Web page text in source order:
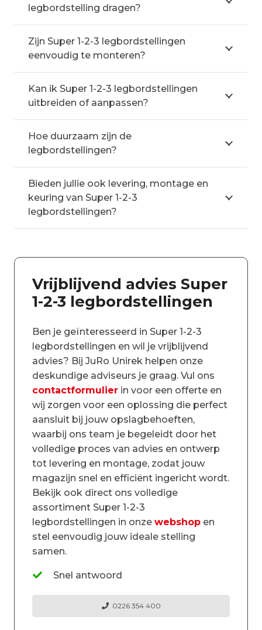
legbordstelling dragen?
Zijn Super 1-2-3 legbordstellingen
eenvoudig te monteren?
Kan ik Super 1-2-3 legbordstellingen
uitbreiden of aanpassen?
Hoe duurzaam zijn de
legbordstellingen?
Bieden jullie ook levering, montage en
keuring van Super 1-2-3
legbordstellingen?
Vrijblijvend advies Super
1-2-3 legbordstellingen
Ben je geïnteresseerd in Super 1-2-3
legbordstellingen en wil je vrijblijvend
advies? Bij JuRo Unirek helpen onze
deskundige adviseurs je graag. Vul ons
contactformulier in voor een offerte en
wij zorgen voor een oplossing die perfect
aansluit bij jouw opslagbehoeften,
waarbij ons team je begeleidt door het
volledige proces van advies en ontwerp
tot levering en montage, zodat jouw
magazijn snel en efficiënt ingericht wordt.
Bekijk ook direct ons volledige
assortiment Super 1-2-3
legbordstellingen in onze webshop en
stel eenvoudig jouw ideale stelling
samen.
Snel antwoord
0226 354 400